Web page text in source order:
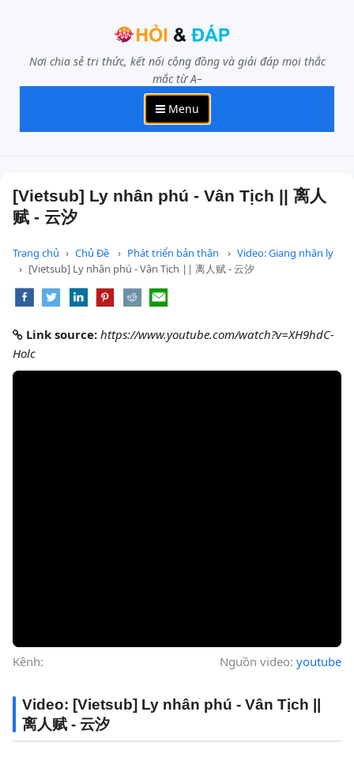
Nơi chia sẻ tri thức, kết nối cộng đồng và giải đáp mọi thắc
mắc từ A–
Menu
[Vietsub] Ly nhân phú - Vân Tịch || 离人
赋 - 云汐
Trang chủ Chủ Đề Phát triển bản thân
Video: Giang nhân ly
[Vietsub] Ly nhân phú - Vân Tịch || 离人赋 - 云汐
Link source: https://www.youtube.com/watch?v=XH9hdC-
Holc
Kênh: Nguồn video: youtube
Video: [Vietsub] Ly nhân phú - Vân Tịch ||
离人赋 - 云汐